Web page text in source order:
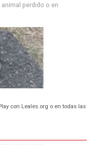
perdido o en
con marca de